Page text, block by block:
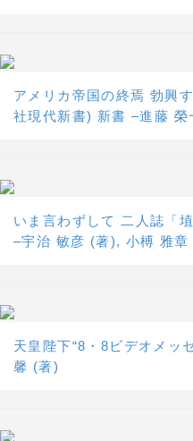
アメリカ帝国の終焉 勃興
社現代新書) 新書 –進藤 榮
いま言わずして 二人誌「
–宇治 敏彦 (著), 小榑 雅章
天皇陛下“8・8ビデオメ
馨 (著)